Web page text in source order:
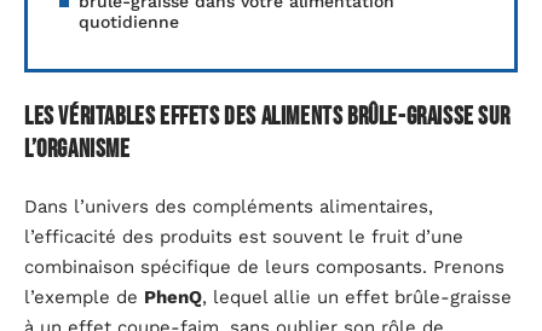
quotidienne
Les véritables effets des aliments brûle-graisse sur
l’organisme
Dans l’univers des compléments alimentaires,
l’efficacité des produits est souvent le fruit d’une
combinaison spécifique de leurs composants. Prenons
l’exemple de PhenQ, lequel allie un effet brûle-graisse